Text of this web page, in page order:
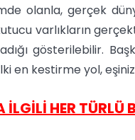
olanla, gerçek
varlıkların
gösterilebilir.
en kestirme yol,
İLGİLİ HER